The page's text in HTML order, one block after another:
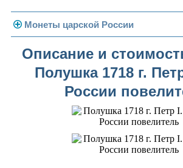
Монеты 1991-1993 гг.
Погодовка СССР
Монеты 1958 года
Золотые червонцы
Памятные и юбилейные
Монеты царской России
Николай II (1894-1917)
Золото
Германская оккупация
Александр III (1881-1894)
Александр II (1855-1881)
Николай I (1825-1855)
Александр I (1801-1825)
Описание и
Полушка 1718 г.
России